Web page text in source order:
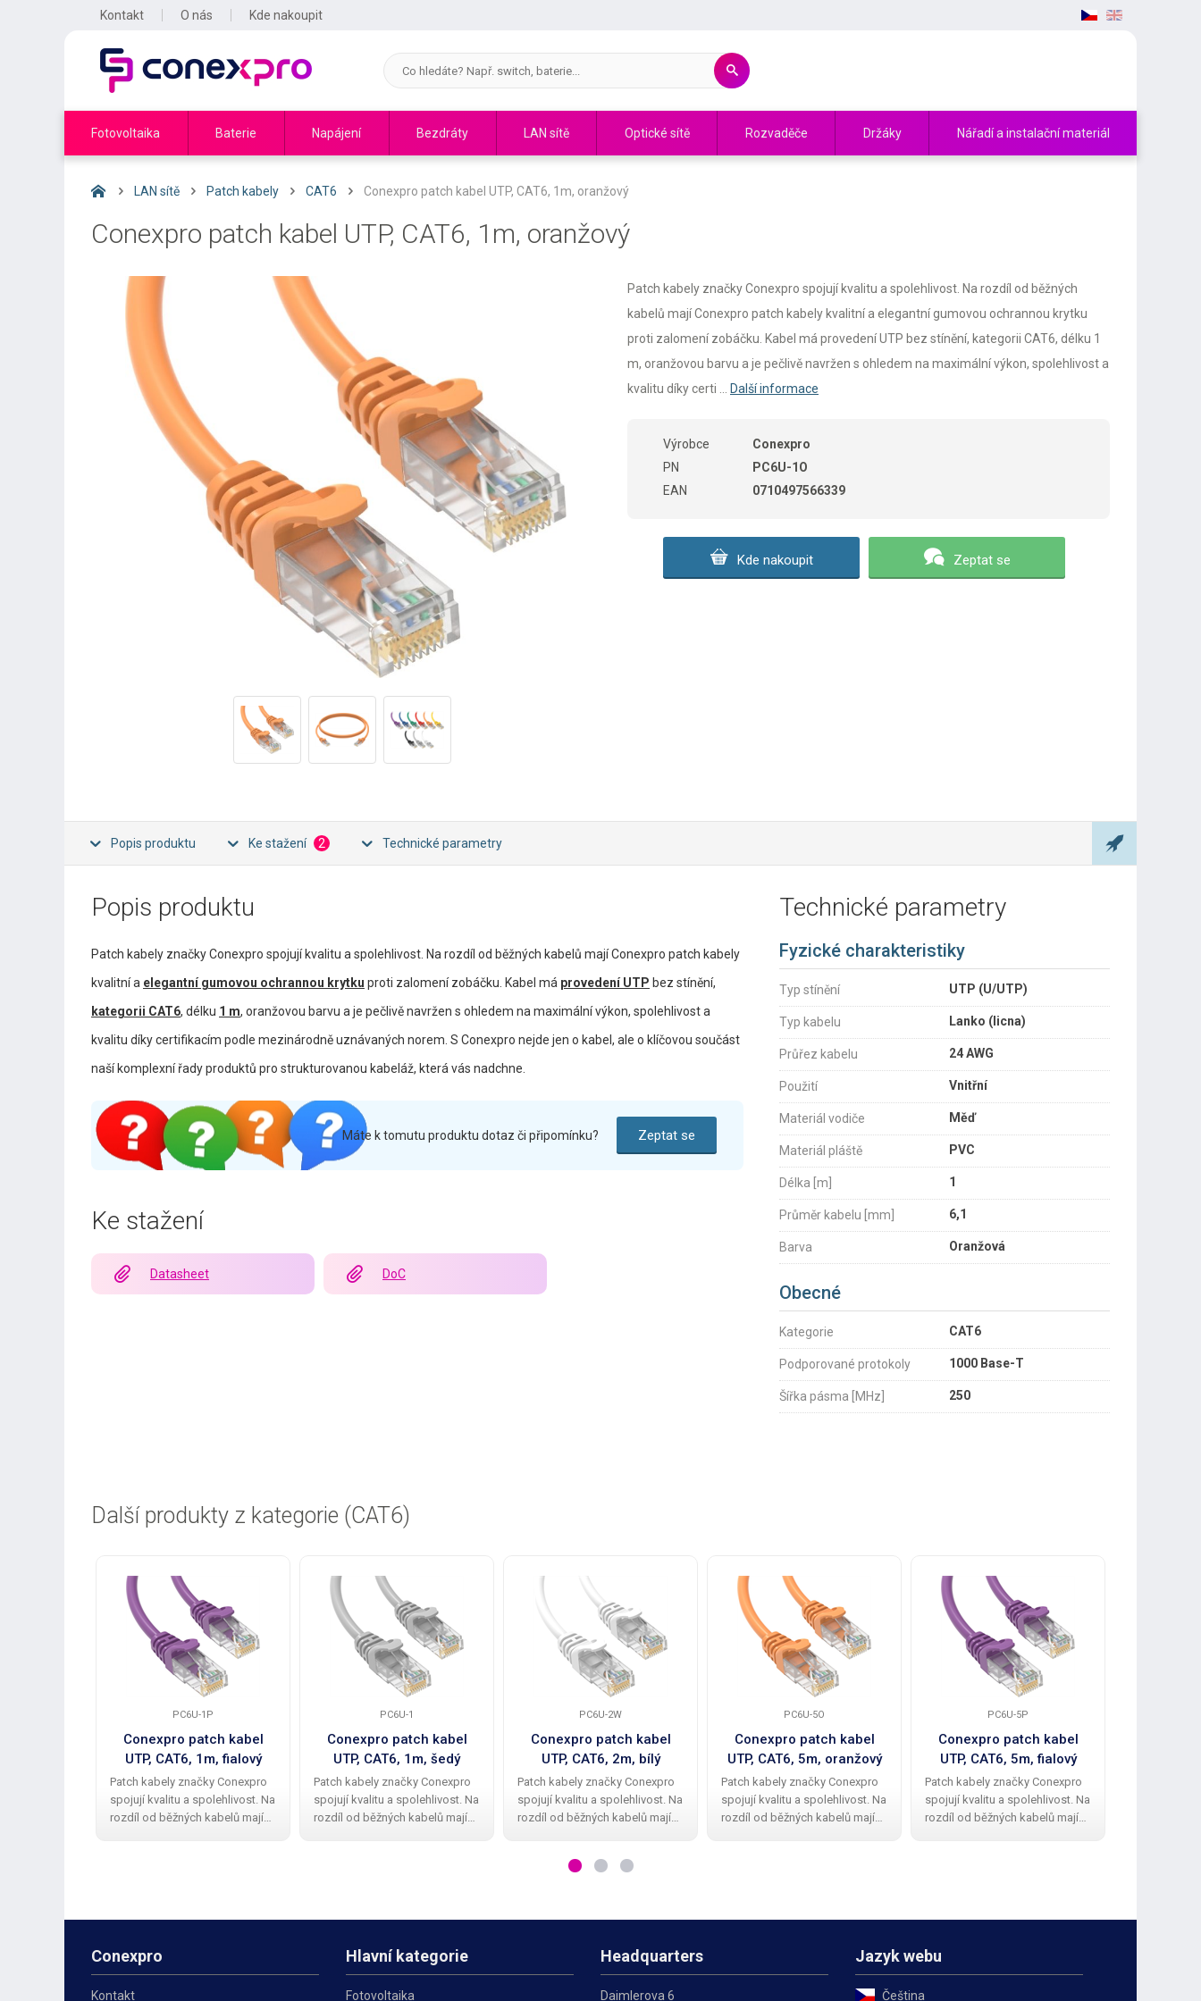
Kontakt O nás Kde nakoupit
Fotovoltaika Baterie Napájení Bezdráty LAN sítě Optické sítě Rozvaděče Držáky Nářadí a instalační materiál
LAN sítě Patch kabely CAT6 Conexpro patch kabel UTP, CAT6, 1m, oranžový
Conexpro patch kabel UTP, CAT6, 1m, oranžový
Patch kabely značky Conexpro spojují kvalitu a spolehlivost. Na rozdíl od běžných
kabelů mají Conexpro patch kabely kvalitní a elegantní gumovou ochrannou krytku
proti zalomení zobáčku. Kabel má provedení UTP bez stínění, kategorii CAT6, délku 1
m, oranžovou barvu a je pečlivě navržen s ohledem na maximální výkon, spolehlivost a
kvalitu díky certi ...
Další informace
Výrobce
Conexpro
PN
PC6U-1O
EAN
0710497566339
Kde nakoupit Zeptat se
Popis produktu Ke stažení 2 Technické parametry
Popis produktu
Patch kabely značky Conexpro spojují kvalitu a spolehlivost. Na rozdíl od běžných kabelů mají Conexpro patch kabely
kvalitní a elegantní gumovou ochrannou krytku proti zalomení zobáčku. Kabel má provedení UTP bez stínění,
kategorii CAT6, délku 1 m, oranžovou barvu a je pečlivě navržen s ohledem na maximální výkon, spolehlivost a
kvalitu díky certifikacím podle mezinárodně uznávaných norem. S Conexpro nejde jen o kabel, ale o klíčovou součást
naší komplexní řady produktů pro strukturovanou kabeláž, která vás nadchne.
Máte k tomutu produktu dotaz či připomínku? Zeptat se
Ke stažení
Datasheet DoC
Technické parametry
Fyzické charakteristiky
Typ stínění UTP (U/UTP)
Typ kabelu Lanko (licna)
Průřez kabelu 24 AWG
Použití Vnitřní
Materiál vodiče Měď
Materiál pláště PVC
Délka [m] 1
Průměr kabelu [mm] 6,1
Barva Oranžová
Obecné
Kategorie CAT6
Podporované protokoly 1000 Base-T
Šířka pásma [MHz] 250
Další produkty z kategorie (CAT6)
PC6U-1P
Conexpro patch kabel
UTP, CAT6, 1m, fialový
Patch kabely značky Conexpro
spojují kvalitu a spolehlivost. Na
rozdíl od běžných kabelů mají
PC6U-1
Conexpro patch kabel
UTP, CAT6, 1m, šedý
Patch kabely značky Conexpro
spojují kvalitu a spolehlivost. Na
rozdíl od běžných kabelů mají
PC6U-2W
Conexpro patch kabel
UTP, CAT6, 2m, bílý
Patch kabely značky Conexpro
spojují kvalitu a spolehlivost. Na
rozdíl od běžných kabelů mají
krytku proti zalomení zobáčku.
PC6U-5O
Conexpro patch kabel
UTP, CAT6, 5m, oranžový
Patch kabely značky Conexpro
spojují kvalitu a spolehlivost. Na
rozdíl od běžných kabelů mají
PC6U-5P
Conexpro patch kabel
UTP, CAT6, 5m, fialový
Patch kabely značky Conexpro
spojují kvalitu a spolehlivost. Na
rozdíl od běžných kabelů mají
Conexpro
Kontakt
Hlavní kategorie
Fotovoltaika
Headquarters
Daimlerova 6
Jazyk webu
Čeština